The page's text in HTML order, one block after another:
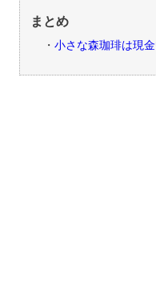
まとめ
小さな森珈琲は現